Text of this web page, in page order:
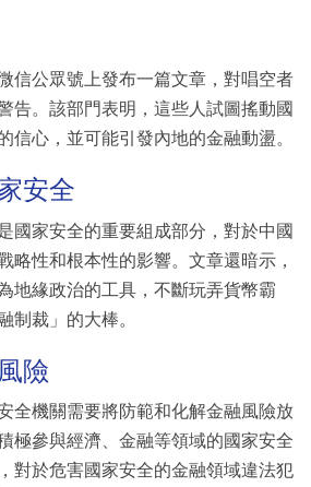
信公眾號上發布一篇文章，對唱空者
告。該部門表明，這些人試圖搖動國
信心，並可能引發內地的金融動盪。
安全
國家安全的重要組成部分，對於中國
略性和根本性的影響。文章還暗示，
地緣政治的工具，不斷玩弄貨幣霸
制裁」的大棒。
險
全機關需要將防範和化解金融風險放
極參與經濟、金融等領域的國家安全
對於危害國家安全的金融領域違法犯